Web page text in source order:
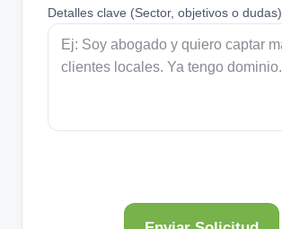
Detalles clave (Sector, objetivos o dudas)